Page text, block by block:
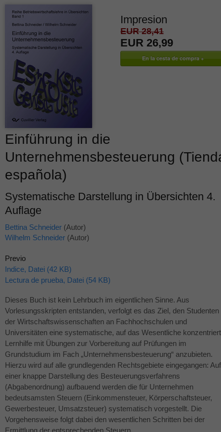
Impresion
EUR 28,41
EUR 26,99
Einführung in die
Unternehmensbesteuerung
española)
Systematische Darstellung in Übersichten 4.
Auflage
Bettina Schneider (Autor)
Wilhelm Schneider (Autor)
Previo
Indice, Datei (42 KB)
Lectura de prueba, Datei (54 KB)
Dieses Buch ist kein Lehrbuch im eigentlichen Sinne. Aus
Vorlesungsskripten entstanden, verfolgt es das Ziel, den Studenten
der Wirtschaftswissenschaften an Fachhochschulen und
Universitäten eine systematische, auf das Wesentliche
Lernhilfe mit Übungen zur Vorbereitung auf Prüfungen im
Grundstudium im Fach „Unternehmensbesteuerung“ anzubieten.
Hierzu wird auf alle grundlegenden Rechtsgebiete eingegangen: Auf
einer knappe Darstellung des Besteuerungsverfahrens
(Abgabenordnung) aufbauend werden die für Unternehmen
bedeutsamsten Steuern (Einkommensteuer, Körperschaftsteuer,
Gewerbesteuer, Umsatzsteuer) systematisch vorgestellt. Die
Vorgehensweise folgt dabei den wesentlichen Schritten bei der